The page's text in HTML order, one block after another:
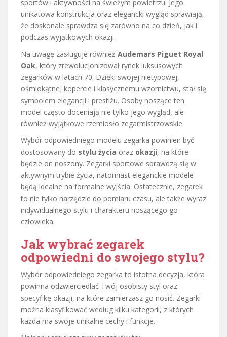
sportów i aktywności na świeżym powietrzu. Jego
unikatowa konstrukcja oraz elegancki wygląd sprawiają,
że doskonale sprawdza się zarówno na co dzień, jak i
podczas wyjątkowych okazji.
Na uwagę zasługuje również Audemars Piguet Royal
Oak, który zrewolucjonizował rynek luksusowych
zegarków w latach 70. Dzięki swojej nietypowej,
ośmiokątnej kopercie i klasycznemu wzornictwu, stał się
symbolem elegancji i prestiżu. Osoby noszące ten
model często doceniają nie tylko jego wygląd, ale
również wyjątkowe rzemiosło zegarmistrzowskie.
Wybór odpowiedniego modelu zegarka powinien być
dostosowany do stylu życia oraz okazji, na które
będzie on noszony. Zegarki sportowe sprawdzą się w
aktywnym trybie życia, natomiast eleganckie modele
będą idealne na formalne wyjścia. Ostatecznie, zegarek
to nie tylko narzędzie do pomiaru czasu, ale także wyraz
indywidualnego stylu i charakteru noszącego go
człowieka.
Jak wybrać zegarek
odpowiedni do swojego stylu?
Wybór odpowiedniego zegarka to istotna decyzja, która
powinna odzwierciedlać Twój osobisty styl oraz
specyfikę okazji, na które zamierzasz go nosić. Zegarki
można klasyfikować według kilku kategorii, z których
każda ma swoje unikalne cechy i funkcje.